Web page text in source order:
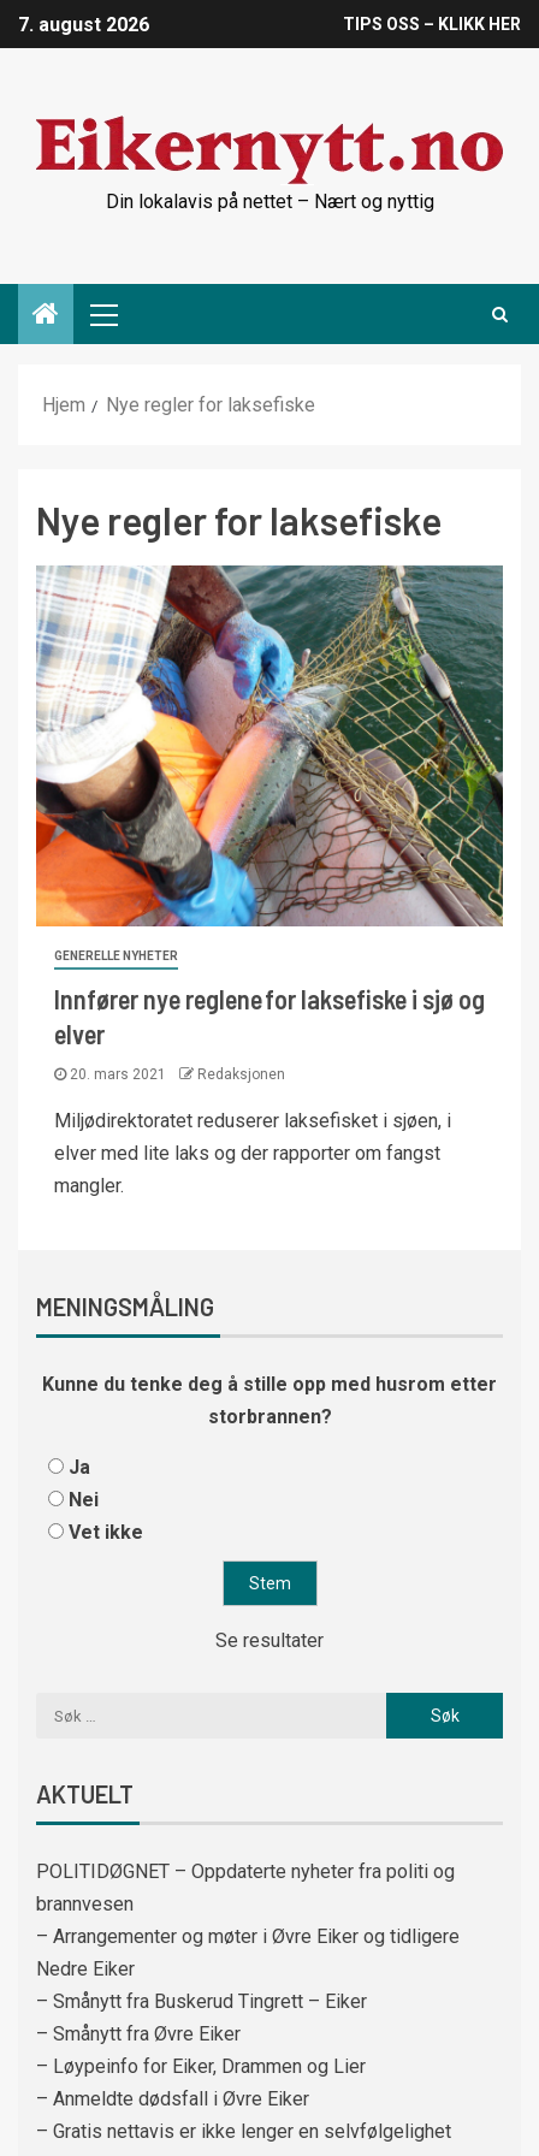
7. august 2026 TIPS OSS – KLIKK HER
Din lokalavis på nettet – Nært og nyttig
Hjem Nye regler for laksefiske
Nye regler for laksefiske
GENERELLE NYHETER
Innfører nye reglene for laksefiske i sjø og
elver
20. mars 2021 Redaksjonen
Miljødirektoratet reduserer laksefisket i sjøen, i
elver med lite laks og der rapporter om fangst
mangler.
MENINGSMÅLING
Kunne du tenke deg å stille opp med husrom etter
storbrannen?
Ja
Nei
Vet ikke
Se resultater
AKTUELT
POLITIDØGNET – Oppdaterte nyheter fra politi og
brannvesen
– Arrangementer og møter i Øvre Eiker og tidligere
Nedre Eiker
– Smånytt fra Buskerud Tingrett – Eiker
– Smånytt fra Øvre Eiker
– Løypeinfo for Eiker, Drammen og Lier
– Anmeldte dødsfall i Øvre Eiker
– Gratis nettavis er ikke lenger en selvfølgelighet